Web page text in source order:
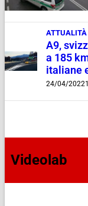
ATTUALITÀ
A9,
a 185
italiane
24/04/2022
Videolab